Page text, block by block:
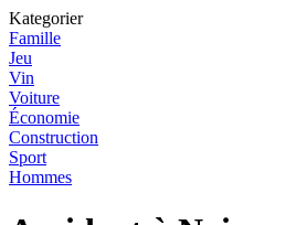
Kategorier
Famille
Jeu
Vin
Voiture
Économie
Construction
Sport
Hommes